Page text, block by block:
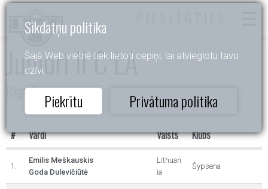
Sīkdatņu politika
Šajā Web vietnē tiek lietoti cepiņi, lai atvieglotu tavu
dzīvi.
Piekrītu Privātuma politika
Juniori II C LA
Riga Open
# Vārdi Valsts Klubs
1.
Emilis Meškauskis
Goda Dulevičiūtė
Lithuan
ia
Šypsena